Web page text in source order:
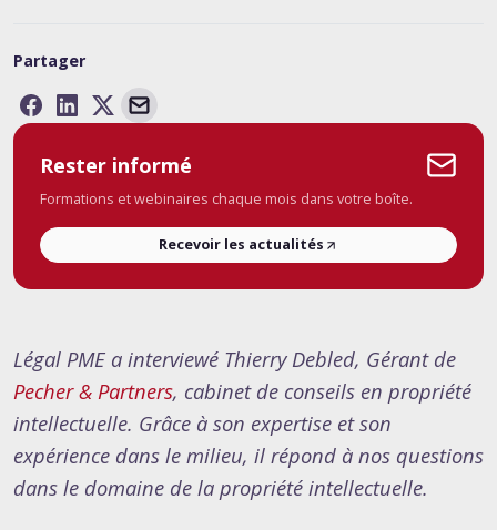
Partager
Rester informé
Formations et webinaires chaque mois dans votre boîte.
Recevoir les actualités
Légal PME a interviewé Thierry Debled, Gérant de
Pecher & Partners, cabinet de conseils en propriété
intellectuelle. Grâce à son expertise et son
expérience dans le milieu, il répond à nos questions
dans le domaine de la propriété intellectuelle.